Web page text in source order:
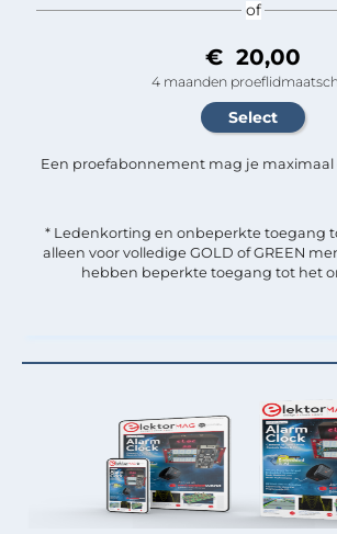
of
€ 20,00
4 maanden
Een proefabonnement mag je maximaal
* Ledenkorting en onbeperkte toegang
alleen voor volledige GOLD of GREEN
hebben beperkte toegang tot het